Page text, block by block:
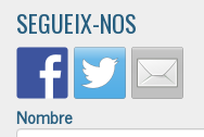
SEGUEIX-NOS
Nombre